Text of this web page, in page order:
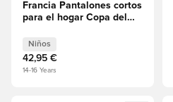
Francia Pantalones cortos
para el hogar Copa del
Niños
42,95 €
14-16 Years